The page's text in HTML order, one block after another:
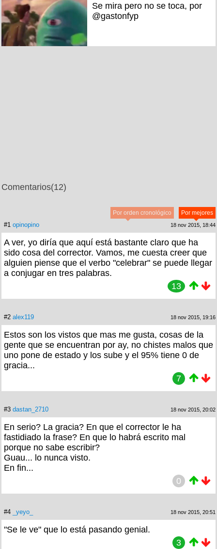
Se mira pero no se toca, por
@gastonfyp
Comentarios(12)
Por mejores
Por orden cronológico
#1 opinopino 18 nov 2015, 18:44
A ver, yo diría que aquí está bastante claro que ha
sido cosa del corrector. Vamos, me cuesta creer que
alguien piense que el verbo "celebrar" se puede llegar
a conjugar en tres palabras.
13
#2 alex119 18 nov 2015, 19:16
Estos son los vistos que mas me gusta, cosas de la
gente que se encuentran por ay, no chistes malos que
uno pone de estado y los sube y el 95% tiene 0 de
gracia...
7
#3 dastan_2710 18 nov 2015, 20:02
En serio? La gracia? En que el corrector le ha
fastidiado la frase? En que lo habrá escrito mal
porque no sabe escribir?
Guau... lo nunca visto.
En fin...
0
#4 _yeyo_ 18 nov 2015, 20:51
"Se le ve" que lo está pasando genial.
3